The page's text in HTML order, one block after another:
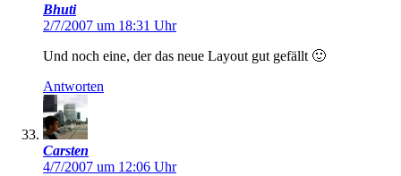
Bhuti
2/7/2007 um 18:31 Uhr
Und noch eine, der das neue Layout gut gefällt 🙂
Antworten
Carsten
4/7/2007 um 12:06 Uhr